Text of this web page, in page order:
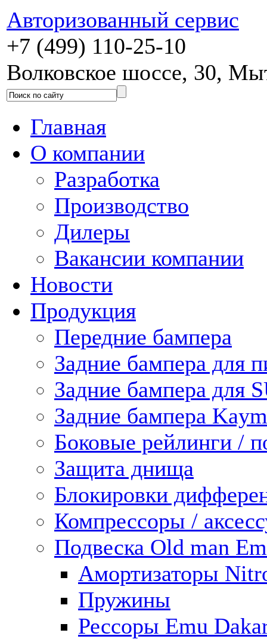
Авторизованный сервис
+7 (499) 110-25-10
Волковское шоссе, 30,
Главная
О компании
Разработка
Производство
Дилеры
Вакансии компании
Новости
Продукция
Передние бампера
Задние бампера для
Задние бампера для
Задние бампера
Боковые рейлинги /
Защита днища
Блокировки
Компрессоры /
Подвеска Old man
Амортизаторы
Пружины
Рессоры Emu